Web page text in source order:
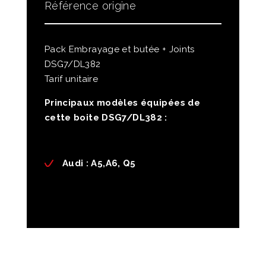
Référence origine
Pack Embrayage et butée + Joints
DSG7/DL382
Tarif unitaire
Principaux modèles équipées de
cette boite DSG7/DL382 :
Audi : A5,A6, Q5